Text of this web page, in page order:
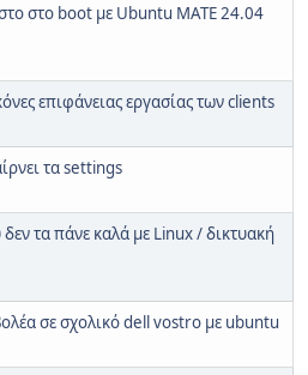
στο boot με Ubuntu MATE 24.04
επιφάνειας εργασίας των clients
τα settings
τα πάνε καλά με Linux / δικτυακή
σε σχολικό dell vostro με ubuntu